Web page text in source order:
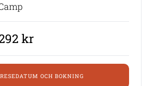
kr
OCH BOKNING